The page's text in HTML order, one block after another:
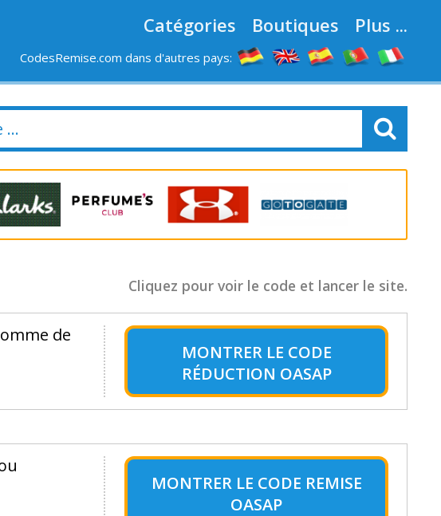
Catégories Boutiques Plus ...
CodesRemise.com dans d'autres pays:
NOUVELLES MAGASINS
Cliquez pour voir le code et lancer le site.
de
MONTRER LE CODE
RÉDUCTION OASAP
MONTRER LE CODE REMISE
OASAP